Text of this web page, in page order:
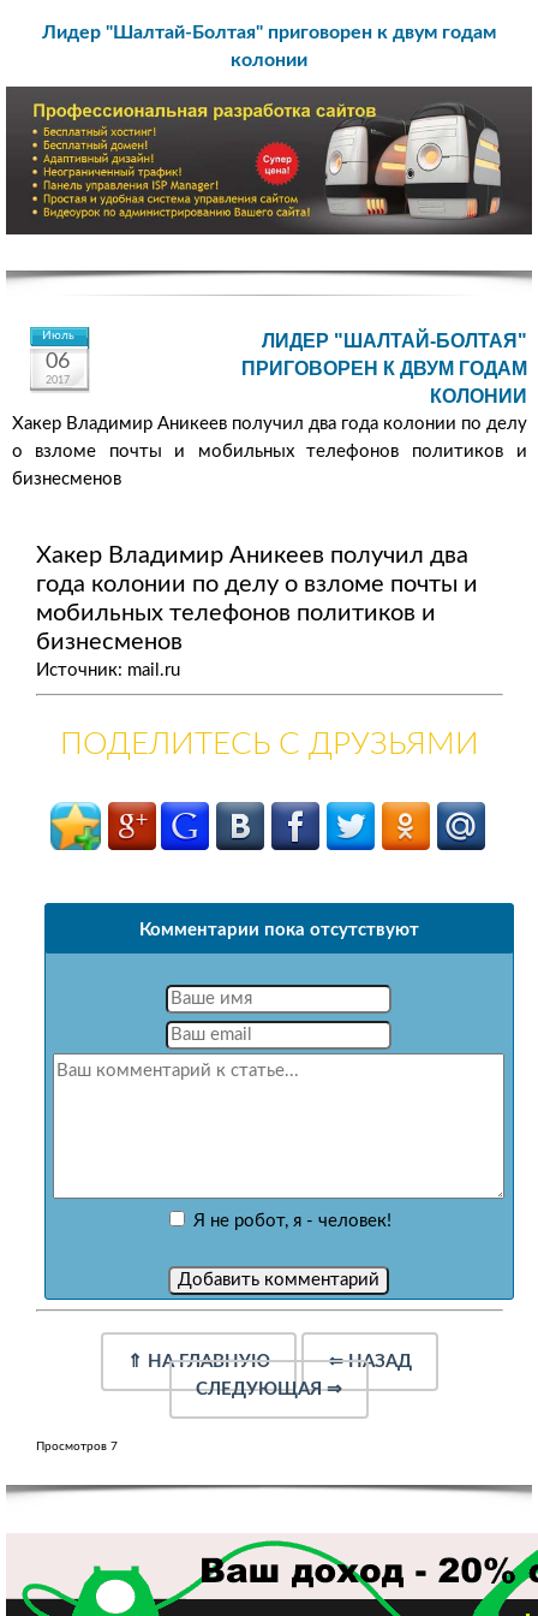
Лидер "Шалтай-Болтая" приговорен к двум годам
колонии
Июль
06
2017
ЛИДЕР "ШАЛТАЙ-БОЛТАЯ"
ПРИГОВОРЕН К ДВУМ ГОДАМ
КОЛОНИИ
Хакер Владимир Аникеев получил два года колонии по делу
о взломе почты и мобильных телефонов политиков и
бизнесменов
Хакер Владимир Аникеев получил два
года колонии по делу о взломе почты и
мобильных телефонов политиков и
бизнесменов
Источник: mail.ru
ПОДЕЛИТЕСЬ С ДРУЗЬЯМИ
Комментарии пока отсутствуют
Я не робот, я - человек!
⇑ НА ГЛАВНУЮ ⇐НАЗАД
СЛЕДУЮЩАЯ⇒
Просмотров 7